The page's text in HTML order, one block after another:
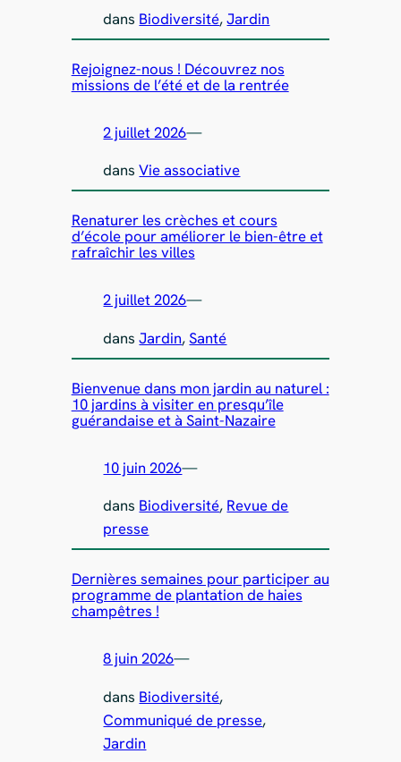
dans Biodiversité, Jardin
Rejoignez-nous ! Découvrez nos
missions de l’été et de la rentrée
2 juillet 2026—
dansVie associative
Renaturer les crèches et cours
d’école pour améliorer le bien-être et
rafraîchir les villes
2 juillet 2026—
dansJardin, Santé
Bienvenue dans mon jardin au naturel :
10 jardins à visiter en presqu’île
guérandaise et à Saint-Nazaire
10 juin 2026—
dans Biodiversité, Revue de
presse
Dernières semaines pour participer au
programme de plantation de haies
champêtres !
8 juin 2026—
dans Biodiversité
Communiqué de presse
Jardin